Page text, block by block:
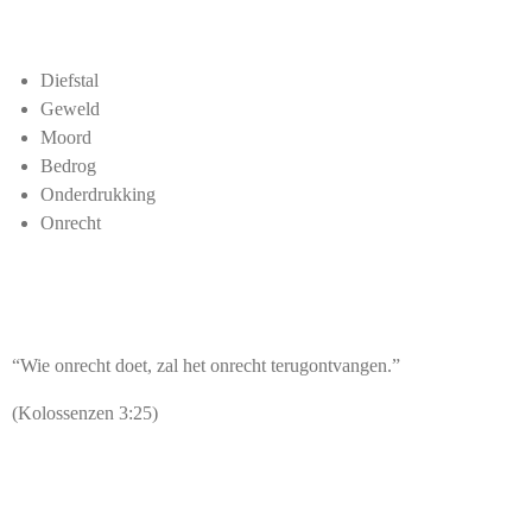
Diefstal
Geweld
Moord
Bedrog
Onderdrukking
Onrecht
“Wie onrecht doet, zal het onrecht terugontvangen.”
(Kolossenzen 3:25)